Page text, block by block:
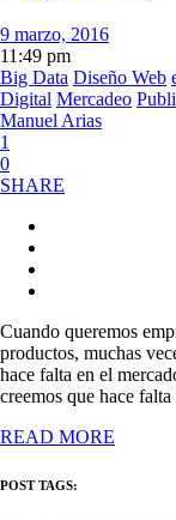
9 marzo, 2016
11:49 pm
Big Data Diseño Web
Digital Mercadeo
Manuel Arias
1
0
SHARE
Cuando queremos
productos, muchas
hace falta en el
creemos que hace
READ MORE
POST TAGS: